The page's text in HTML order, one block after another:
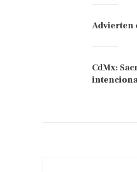
Advierten
CdMx: